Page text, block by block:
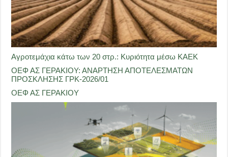
Αγροτεμάχια κάτω των 20 στρ.: Κυριότητα μέσω ΚΑΕΚ
ΟΕΦ ΑΣ ΓΕΡΑΚΙΟΥ: ΑΝΑΡΤΗΣΗ ΑΠΟΤΕΛΕΣΜΑΤΩΝ
ΠΡΟΣΚΛΗΣΗΣ ΓΡΚ-2026/01
ΟΕΦ ΑΣ ΓΕΡΑΚΙΟΥ